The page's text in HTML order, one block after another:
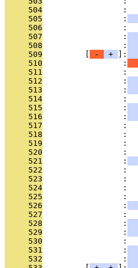
     504
:
     505
                 :
     506
:
     507
                 :
     508
                 :
     509
- + ]:
     510
                 :
     511
:
     512
                 :
     513
                 :
     514
:
     515
                 :
     516
                 :
     517
:
     518
:
     519
:
     520
:
     521
                 :
     522
:
     523
:
     524
:
     525
:
     526
                 :
     527
:
     528
                 :
     529
                 :
     530
:
     531
                 :
     532
                 :